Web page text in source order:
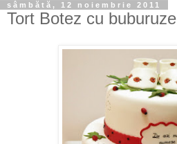
sâmbătă, 12 noiembrie 2011
Tort Botez cu buburuze